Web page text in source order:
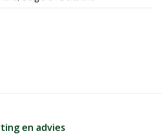
en advies